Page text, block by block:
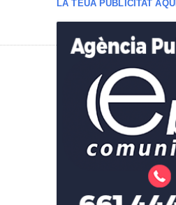
LA TEUA PUBLICITAT AQUÍ